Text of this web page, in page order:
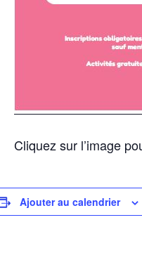
Cliquez sur l’image
Ajouter au calendrier